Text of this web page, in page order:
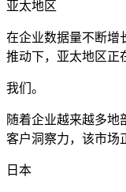
亚太地区
在企业数据量不断增
推动下，亚太地区正
我们。
随着企业越来越多地
客户洞察力，该市场
日本